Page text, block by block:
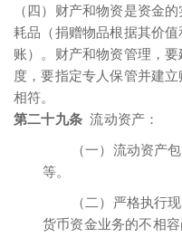
（四）财产和物资是资金
耗品（捐赠物品根据其价
账）。财产和物资管理，
度，要指定专人保管并建
相符。
第二十九条 流动资产：
（一）流动资产
等。
（二）严格执行
货币资金业务的不相